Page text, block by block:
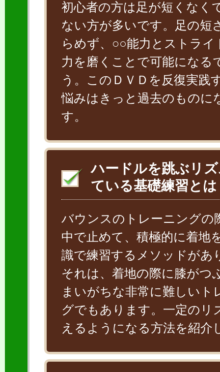
初心者の方は足が短くなく
ない方が多いです。足の短
らめず、○○能力とストライ
力を磨くことで可能になる
う。このＤＶＤを反復実践
悩みはきっと過去のものに
す。
ハードルを跳ぶリ
ている基礎練習とは
バウンスのトレーニングの
中で止めて、積極的に着地
識で練習するメソッドがあ
それは、着地の際に膝がつ
まいがちな非常に難しいト
グでもあります。一定のリ
えるようになる方法を紹介